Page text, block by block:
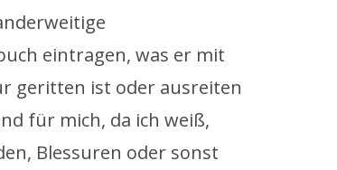
eintragen, was er mit
geritten ist oder ausreiten
für mich, da ich weiß,
Blessuren oder sonst